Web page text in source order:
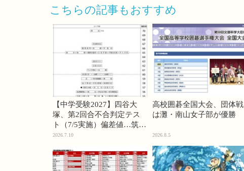
こちらの記事もおすすめ
【中学受験2027】四谷大
塚、第2回合不合判定テス
ト（7/5実施）偏差値…筑駒
74・桜蔭70＜PR＞
2026.7.10
高校囲碁全国大会、団体戦
は灘・南山女子部が優勝
2026.8.5